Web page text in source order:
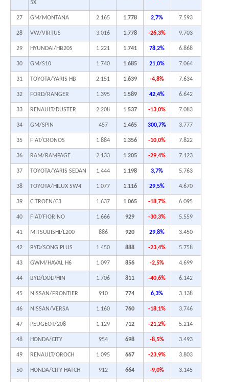
5X
27 GM/MONTANA 2.165 1.778 2,7% 7.593
28 VW/VIRTUS 3.016 1.778 -26,3% 9.703
29 HYUNDAI/HB20S 1.221 1.741 78,2% 6.868
30 GM/S10 1.740 1.685 21,0% 7.064
31 TOYOTA/YARIS HB 2.151 1.639 -4,8% 7.634
32 FORD/RANGER 1.395 1.589 42,4% 6.642
33 RENAULT/DUSTER 2.208 1.537 -13,0% 7.083
34 GM/SPIN 457 1.465 300,7% 3.777
35 FIAT/CRONOS 1.884 1.356 -10,0% 7.822
36 RAM/RAMPAGE 2.133 1.205 -29,4% 7.123
37 TOYOTA/YARIS SEDAN 1.444 1.198 3,7% 5.763
38 TOYOTA/HILUX SW4 1.077 1.116 29,5% 4.670
39 CITROEN/C3 1.637 1.065 -18,7% 6.095
40 FIAT/FIORINO 1.666 929 -30,3% 5.559
41 MITSUBISHI/L200 886 920 29,8% 3.450
42 BYD/SONG PLUS 1.450 888 -23,4% 5.758
43 GWM/HAVAL H6 1.097 856 -2,5% 4.699
44 BYD/DOLPHIN 1.706 811 -40,6% 6.142
45 NISSAN/FRONTIER 910 774 6,3% 3.138
46 NISSAN/VERSA 1.160 760 -18,1% 3.746
47 PEUGEOT/208 1.129 712 -21,2% 5.214
48 HONDA/CITY 954 698 -8,5% 3.493
49 RENAULT/OROCH 1.095 667 -23,9% 3.803
50 HONDA/CITY HATCH 912 664 -9,0% 3.145